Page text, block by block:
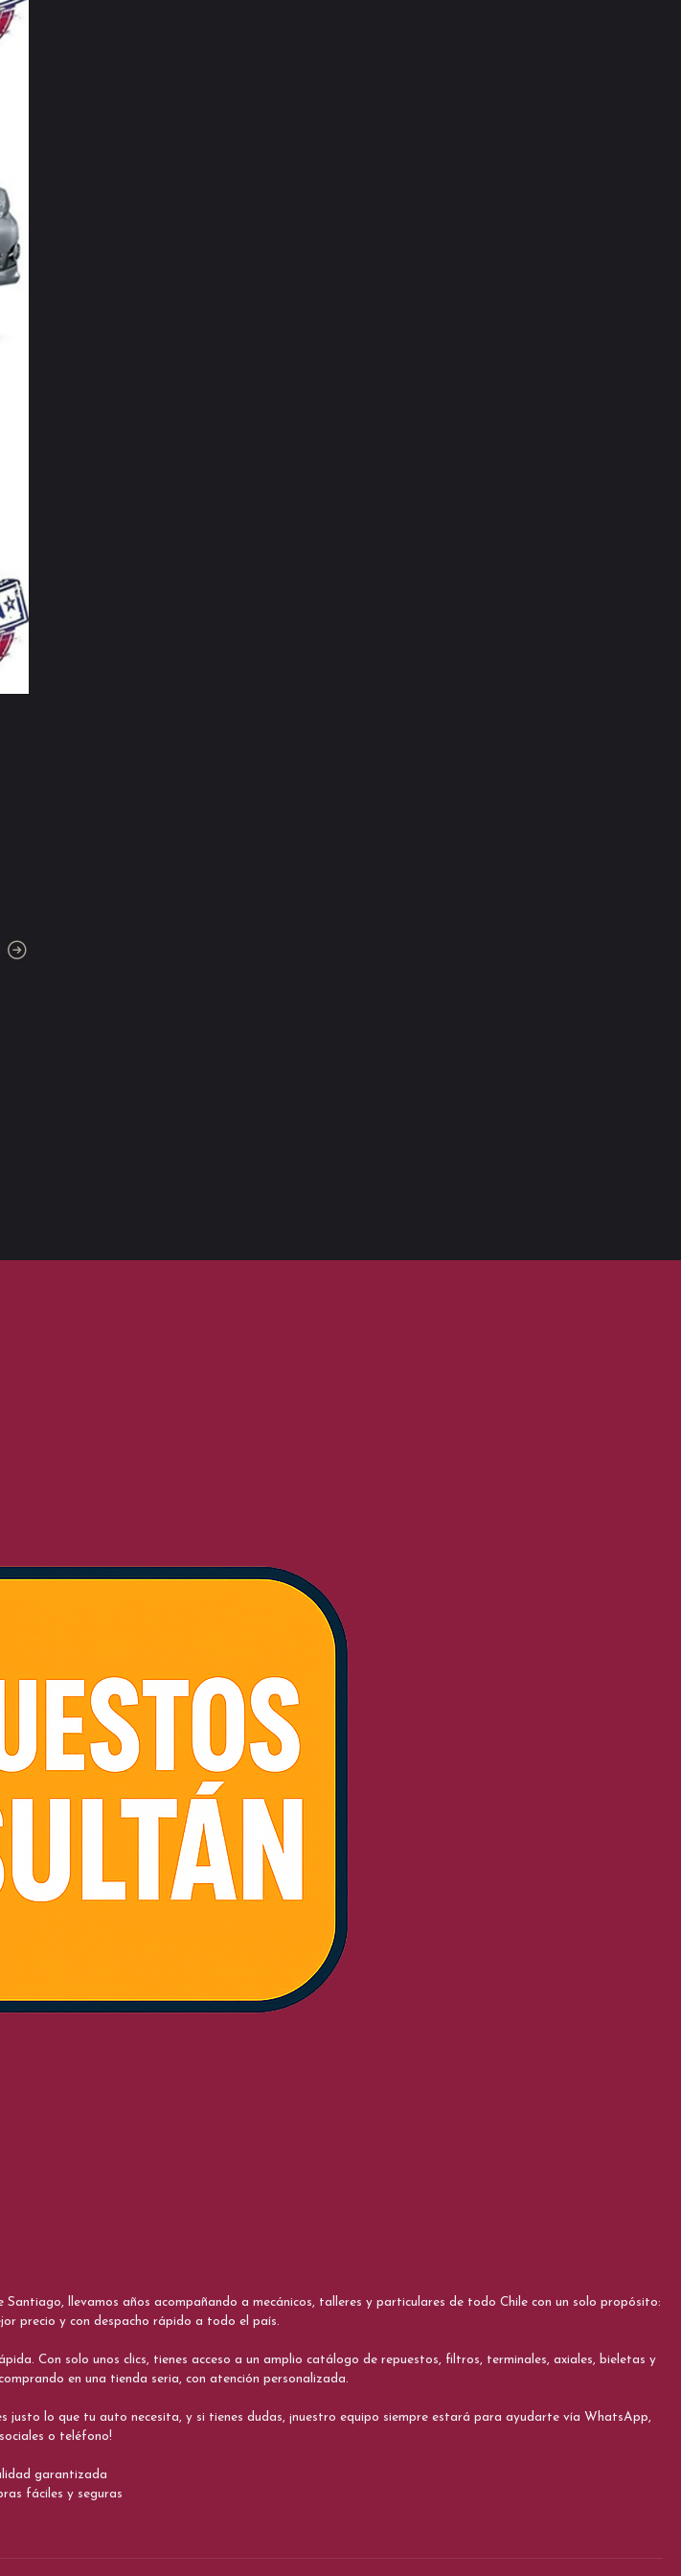
llevamos años acompañando a mecánicos, talleres y particulares de todo Chile con un solo propósito:
precio y con despacho rápido a todo el país.
Con solo unos clics, tienes acceso a un amplio catálogo de repuestos, filtros, terminales, axiales, bieletas y
en una tienda seria, con atención personalizada.
justo lo que tu auto necesita, y si tienes dudas, ¡nuestro equipo siempre estará para ayudarte vía WhatsApp,
o teléfono!
garantizada
fáciles y seguras